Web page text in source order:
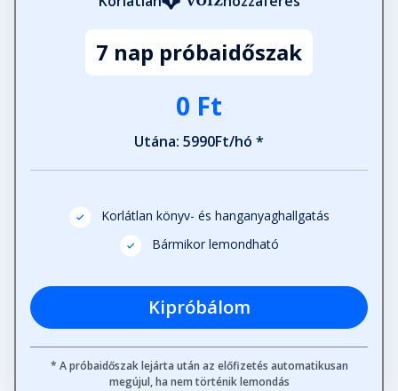
Fejezet hossza: 00:10:22
Fejezet hossza: 00:17:21
Kiben bízhatok? - Amira
A bizalom nem játék - Vincenzo
Sorsdöntő lépések - Amira
Fejezet hossza: 00:16:23
7 nap próbaidőszak
0 Ft
Utána: 5990Ft/hó *
Korlátlan könyv- és hanganyaghallgatás
Bármikor lemondható
Kipróbálom
* A próbaidőszak lejárta után az előfizetés automatikusan
megújul, ha nem történik lemondás